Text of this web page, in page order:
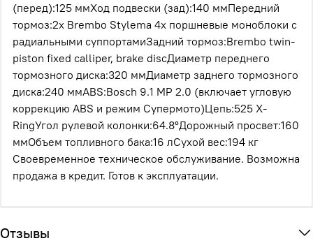
(перед):125 ммХод подвески (зад):140 ммПередний
тормоз:2х Вrеmbо Stylеmа 4х поршневые моноблоки с
радиальными суппортамиЗадний тормоз:Вrеmbо twin-
рistоn fiхеd саlliреr, brаkе disсДиаметр переднего
тормозного диска:320 ммДиаметр заднего тормозного
диска:240 ммАВS:Воsсh 9.1 МР 2.0 (включает угловую
коррекцию АВS и режим Супермото)Цепь:525 Х-
RingУгол рулевой колонки:64.8°Дорожный просвет:160
ммОбъем топливного бака:16 лСухой вес:194 кг
Своевременное техническое обслуживание. Возможна
продажа в кредит. Готов к эксплуатации.
Отзывы